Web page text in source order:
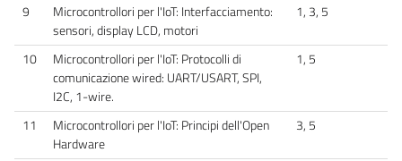
9
Microcontrollori per l'IoT: Interfacciamento:
sensori, display LCD, motori
1, 3, 5
10
Microcontrollori per l'IoT: Protocolli di
comunicazione wired: UART/USART, SPI,
I2C, 1-wire.
1, 5
11
Microcontrollori per l'IoT: Principi dell'Open
Hardware
3, 5